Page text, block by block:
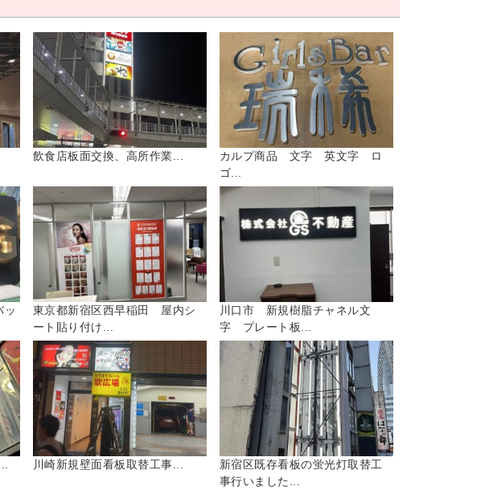
飲食店板面交換、高所作業...
カルプ商品 文字 英文字 ロ
ゴ...
ッ
東京都新宿区西早稲田 屋内シ
ート貼り付け...
川口市 新規樹脂チャネル文
字 プレート板...
川崎新規壁面看板取替工事...
新宿区既存看板の蛍光灯取替工
事行いました...